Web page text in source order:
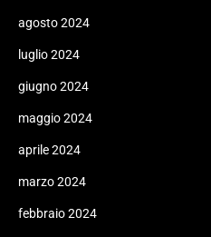
agosto 2024
luglio 2024
giugno 2024
maggio 2024
aprile 2024
marzo 2024
febbraio 2024